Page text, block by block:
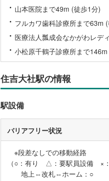
山本医院まで49m (徒歩1分)
フルカワ歯科診療所まで63m
医療法人瓢成会なかがわレデ
小松原千鶴子診療所まで
住吉大社駅の情報
駅設備
バリアフリー状況
※段差なしでの移動経路
（○：有り △：要駅員設備 ×：
地上⇔改札⇔ホーム：○